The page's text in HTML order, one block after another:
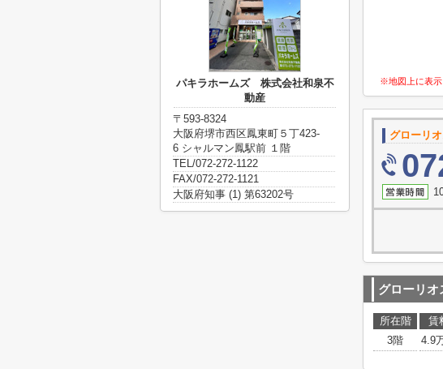
※地図上に表示
グローリ
グローリオ
所在階 賃
3階
4.9
パキラホームズ 株式会社和泉不
動産
〒593-8324
大阪府堺市西区鳳東町５丁423-
6 シャルマン鳳駅前 １階
TEL/072-272-1122
FAX/072-272-1121
大阪府知事 (1) 第63202号